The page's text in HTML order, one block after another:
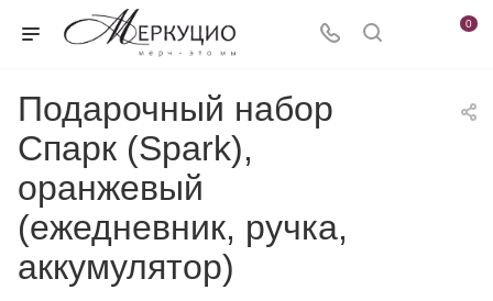
0
Подарочный набор
Спарк (Spark),
оранжевый
(ежедневник, ручка,
аккумулятор)